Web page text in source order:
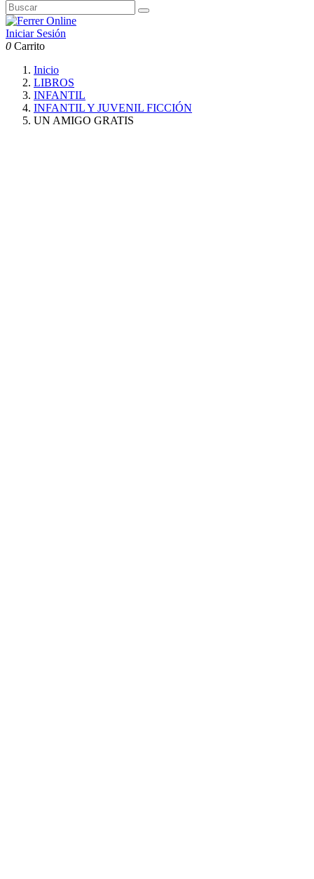
Iniciar Sesión
0 Carrito
Inicio
LIBROS
INFANTIL
INFANTIL Y JUVENIL FICCIÓN
UN AMIGO GRATIS